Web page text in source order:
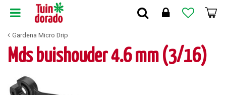
Gardena Micro Drip
Mds buishouder 4.6 mm (3/16)